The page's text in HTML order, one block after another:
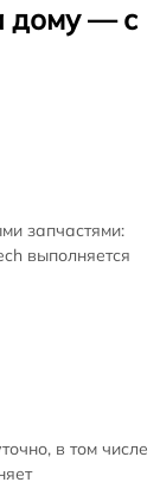
дому — с
запчастями:
выполняется
в том числе